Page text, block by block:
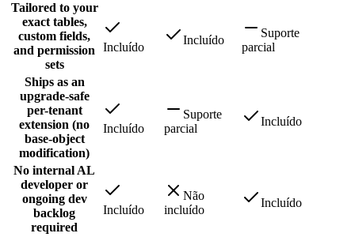
Tailored to your
exact tables,
custom fields,
and permission
sets
Incluído
Incluído
Suporte
parcial
Ships as an
upgrade-safe
per-tenant
extension (no
base-object
modification)
Incluído
Suporte
parcial
Incluído
No internal AL
developer or
ongoing dev
backlog
required
Incluído
Não
incluído
Incluído